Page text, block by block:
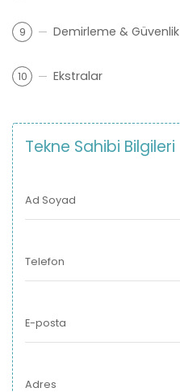
9 Demirleme & Güvenlik
10 Ekstralar
Tekne Sahibi Bilgileri